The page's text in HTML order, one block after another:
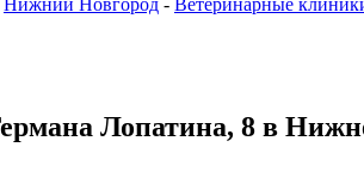
Нижний Новгород - Ветеринарные
Лопатина, 8 в